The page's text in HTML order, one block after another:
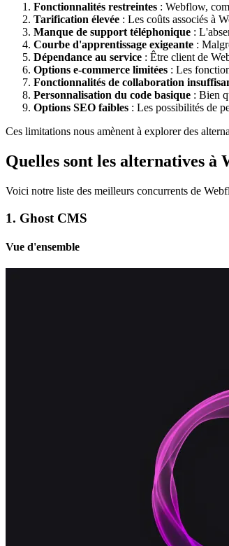
Fonctionnalités restreintes : Webflow,
Tarification élevée : Les coûts associés à
Manque de support téléphonique :
Courbe d'apprentissage exigeante :
Dépendance au service : Être client de
Options e-commerce limitées : Les
Fonctionnalités de collaboration
Personnalisation du code basique : Bien
Options SEO faibles : Les possibilités de
Ces limitations nous amènent à explorer des
Quelles sont les alternatives à
Voici notre liste des meilleurs concurrents de
1. Ghost CMS
Vue d'ensemble